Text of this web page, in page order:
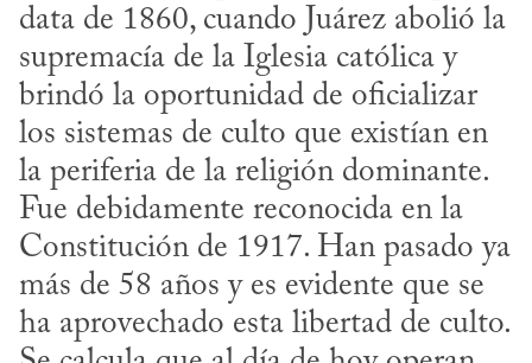
data de 1860, cuando Juárez abolió la
supremacía de la Iglesia católica y
brindó la oportunidad de oficializar
los sistemas de culto que existían en
la periferia de la religión dominante.
Fue debidamente reconocida en la
Constitución de 1917. Han pasado ya
más de 58 años y es evidente que se
ha aprovechado esta libertad de culto.